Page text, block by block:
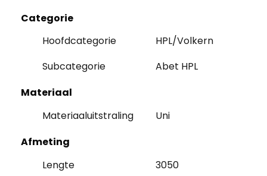
Categorie
Hoofdcategorie
HPL/Volkern
Subcategorie
Abet HPL
Materiaal
Materiaaluitstraling
Uni
Afmeting
Lengte
3050